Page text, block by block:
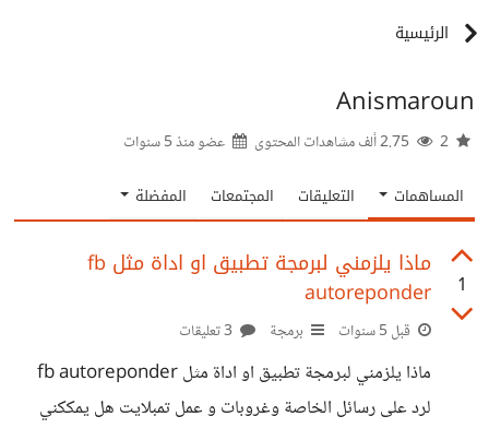
الرئيسية
Anismaroun
عضو منذ5 سنوات
المساهمات التعليقات المجتمعات المفضلة
1
ماذا يلزمني لبرمجة تطبيق او اداة مثل fb
autoreponder
قبل 5 سنوات برمجة
ماذا يلزمني لبرمجة تطبيق او اداة مثل fb autoreponder
لرد على رسائل الخاصة وغروبات و عمل تمبلايت هل يمككني